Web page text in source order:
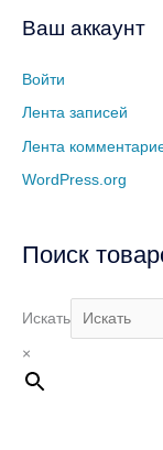
Ваш аккаунт
Войти
Лента записей
Лента
WordPress.org
Поиск
Искать
×